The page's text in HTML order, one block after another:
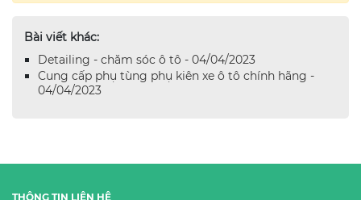
Bài viết khác:
Detailing - chăm sóc ô tô - 04/04/2023
Cung cấp phụ tùng phụ kiên xe ô tô chính hãng -
04/04/2023
THÔNG TIN LIÊN HỆ